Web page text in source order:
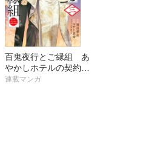
百鬼夜行とご縁組 あ
やかしホテルの契約夫
婦【分冊版】
連載マンガ